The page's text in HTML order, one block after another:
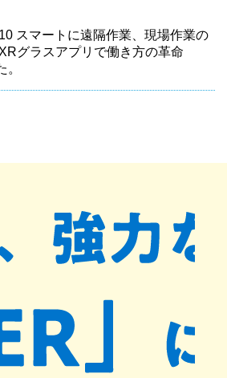
スマートに遠隔作業、現場作業の
グラスアプリで働き方の革命